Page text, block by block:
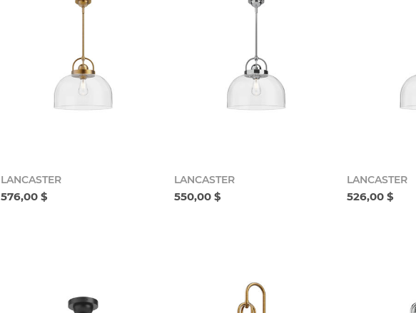
LANCASTER
576,00 $
LANCASTER
550,00 $
LANCASTER
526,00 $